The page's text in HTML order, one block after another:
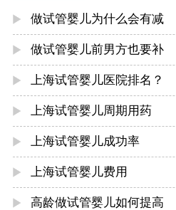
做试管婴儿为什么会有减
做试管婴儿前男方也要补
上海试管婴儿医院排名？
上海试管婴儿周期用药
上海试管婴儿成功率
上海试管婴儿费用
高龄做试管婴儿如何提高